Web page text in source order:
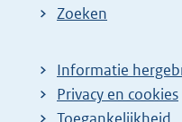
Zoeken
Informatie
Privacy en cookies